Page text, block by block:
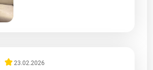
23.02.2026